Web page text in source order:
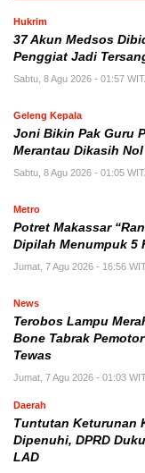
Hukrim
37 Akun Medsos
Penggiat Jadi
Sabtu, 8 Agu 2026 - 01:57
Geleng Kepala
Joni Bikin Pak Guru
Merantau Dikasih Nol
Sabtu, 8 Agu 2026 - 01:05
Metro
Potret Makassar
Dipilah Menumpuk 5
Jumat, 7 Agu 2026 - 16:56
News
Terobos Lampu
Bone Tabrak
Tewas
Jumat, 7 Agu 2026 - 01:03
Daerah
Tuntutan Keturunan
Dipenuhi, DPRD
LAD